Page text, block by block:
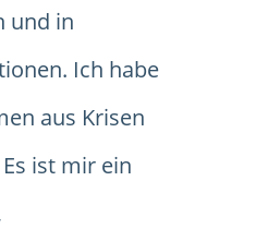
und in
Ich habe
aus Krisen
ist mir ein